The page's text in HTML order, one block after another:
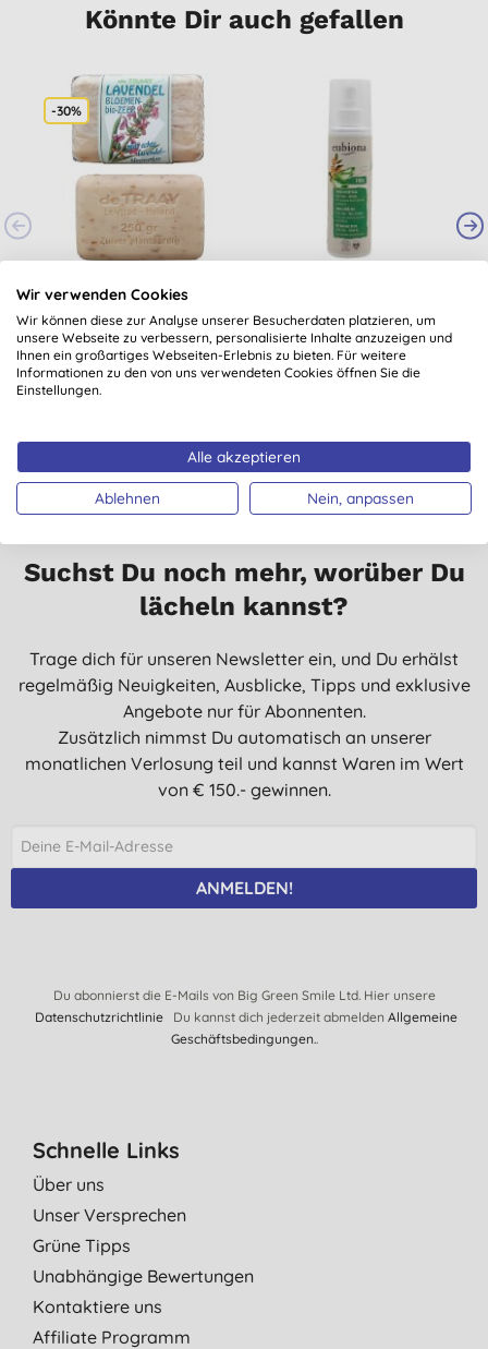
Könnte Dir auch gefallen
-30%
LAVENDELBLOESEM -
Lavendelseife 250GR
5,77 €
KAUFEN 7,55 € KAUFEN
Suchst Du noch mehr, worüber Du
lächeln kannst?
Trage dich für unseren Newsletter ein, und Du erhälst
regelmäßig Neuigkeiten, Ausblicke, Tipps und exklusive
Angebote nur für Abonnenten.
Zusätzlich nimmst Du automatisch an unserer
monatlichen Verlosung teil und kannst Waren im Wert
von € 150.- gewinnen.
ANMELDEN!
Du abonnierst die E-Mails von Big Green Smile Ltd. Hier unsere
DatenschutzrichtlinieDu kannst dich jederzeit abmelden Allgemeine
Geschäftsbedingungen..
Schnelle Links
Über uns
Unser Versprechen
Grüne Tipps
Unabhängige Bewertungen
Kontaktiere uns
Affiliate Programm
Wir verwenden Cookies
Wir können diese zur Analyse unserer Besucherdaten platzieren, um
unsere Webseite zu verbessern, personalisierte Inhalte anzuzeigen und
Ihnen ein großartiges Webseiten-Erlebnis zu bieten. Für weitere
Informationen zu den von uns verwendeten Cookies öffnen Sie die
Einstellungen.
Alle akzeptieren
Ablehnen Nein, anpassen